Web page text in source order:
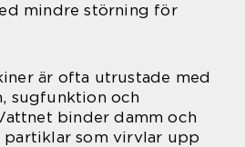
mindre störning för
är ofta utrustade med
sugfunktion och
binder damm och
partiklar som virvlar upp